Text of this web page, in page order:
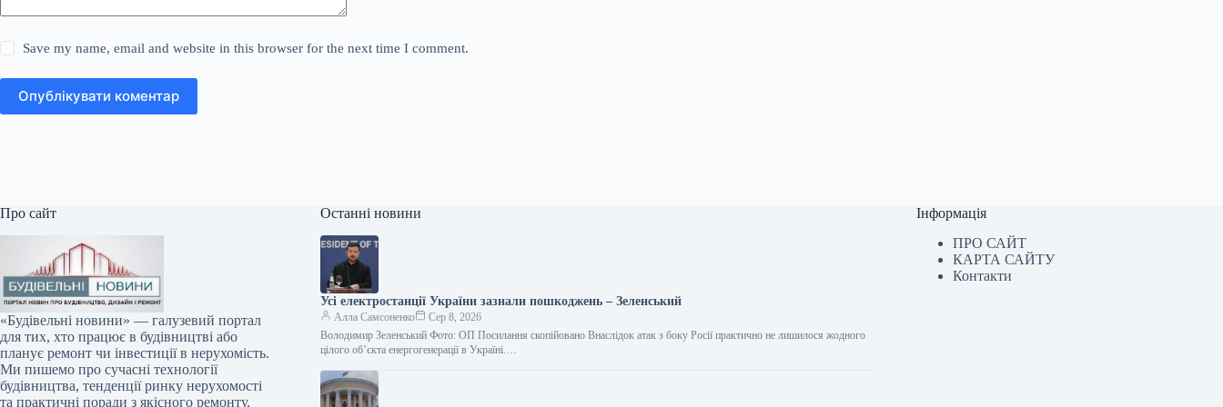
Save my name, email and website in this browser for the next time I comment.
Опублікувати коментар
Про сайт
«Будівельні новини» — галузевий портал
для тих, хто працює в будівництві або
планує ремонт чи інвестиції в нерухомість.
Ми пишемо про сучасні технології
будівництва, тенденції ринку нерухомості
та практичні поради з якісного ремонту.
Останні новини
Усі електростанції України зазнали пошкоджень – Зеленський
Алла Самсоненко
Сер 8, 2026
Володимир Зеленський Фото: ОП Посилання скопійовано Внаслідок атак з боку Росії практично не лишилося жодного
цілого об’єкта енергогенерації в Україні.…
Інформація
ПРО САЙТ
КАРТА САЙТУ
Контакти